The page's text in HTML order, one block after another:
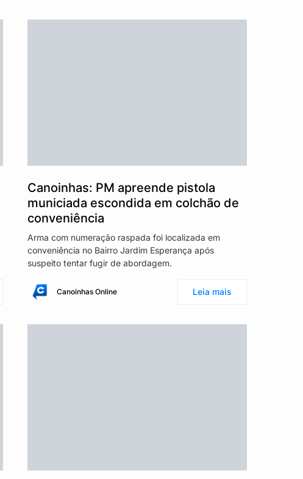
Canoinhas: PM apreende pistola
municiada escondida em colchão de
conveniência
Arma com numeração raspada foi localizada em
conveniência no Bairro Jardim Esperança após
suspeito tentar fugir de abordagem.
Canoinhas Online Leia mais